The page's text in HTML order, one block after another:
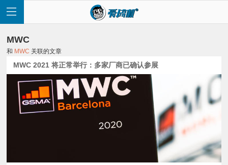
MWC
和 MWC 关联的文章
MWC 2021 将正常举行：多家厂商已确认参展